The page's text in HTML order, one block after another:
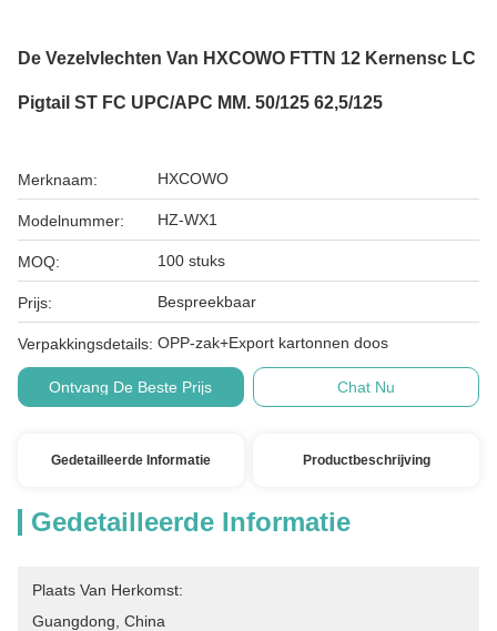
De Vezelvlechten Van HXCOWO FTTN 12 Kernensc LC
Pigtail ST FC UPC/APC MM. 50/125 62,5/125
Merknaam: HXCOWO
Modelnummer: HZ-WX1
MOQ: 100 stuks
Prijs: Bespreekbaar
Verpakkingsdetails: OPP-zak+Export kartonnen doos
Ontvang De Beste Prijs Chat Nu
Gedetailleerde Informatie Productbeschrijving
Gedetailleerde Informatie
Plaats Van Herkomst:
Guangdong, China